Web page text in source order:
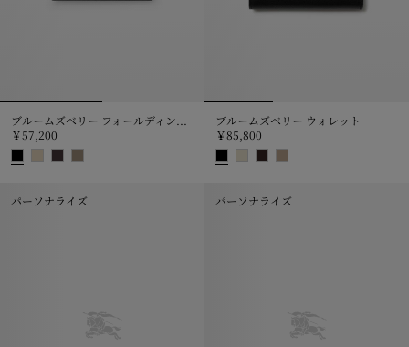
￥57,200
ブルームズベリー ウォレット​
￥85,800
パーソナライズ パーソナライズ